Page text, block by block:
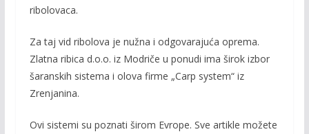
ribolovaca.
Za taj vid ribolova je nužna i odgovarajuća oprema.
Zlatna ribica d.o.o. iz Modriče u ponudi ima širok izbor
šaranskih sistema i olova firme „Carp system“ iz
Zrenjanina.
Ovi sistemi su poznati širom Evrope. Sve artikle možete